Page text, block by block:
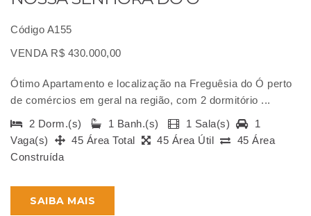
Código A155
VENDA R$ 430.000,00
Ótimo Apartamento e localização na Freguêsia do Ó perto
de comércios em geral na região, com 2 dormitório ...
2 Dorm.(s)
1 Banh.(s) 1 Sala(s)
1
Vaga(s)
45 Área Total 45 Área Útil
45 Área
Construída
SAIBA MAIS